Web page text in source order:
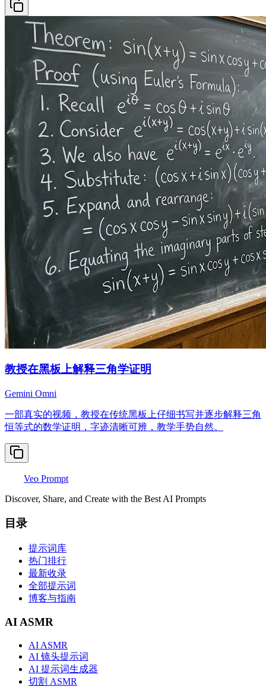
教授在黑板上解释三角学证明
Gemini Omni
一部真实的视频，教授在传统黑板上仔细书写并逐步解释三角
恒等式的数学证明，字迹清晰可辨，教学手势自然。
Veo Prompt
Discover, Share, and Create with the Best AI Prompts
目录
提示词库
热门排行
最新收录
全部提示词
博客与指南
AI ASMR
AI ASMR
AI 镜头提示词
AI 提示词生成器
切割 ASMR